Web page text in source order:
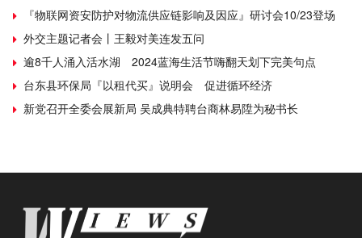
『物联网资安防护对物流供应链影响及因应』研讨会10/23登场
外交主题记者会丨王毅对美连发五问
逾8千人涌入活水湖 2024蓝海生活节嗨翻天划下完美句点
台东县环保局『以租代买』说明会 促进循环经济
新党召开全委会展新局 吴成典特聘台商林易陞为秘书长